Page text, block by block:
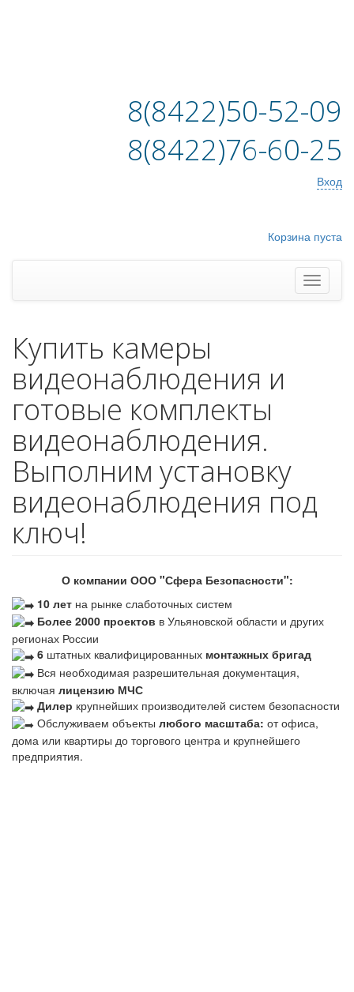
8(8422)50-52-09
8(8422)76-60-25
Вход
Корзина пуста
Купить камеры
видеонаблюдения и
готовые комплекты
видеонаблюдения.
Выполним установку
видеонаблюдения под
ключ!
О компании ООО "Сфера Безопасности":
10 лет на рынке слаботочных систем
Более 2000 проектов в Ульяновской области и других
регионах России
6 штатных квалифицированных монтажных бригад
Вся необходимая разрешительная документация,
включая лицензию МЧС
Дилер крупнейших производителей систем безопасности
Обслуживаем объекты любого масштаба: от офиса,
дома или квартиры до торгового центра и крупнейшего
предприятия.